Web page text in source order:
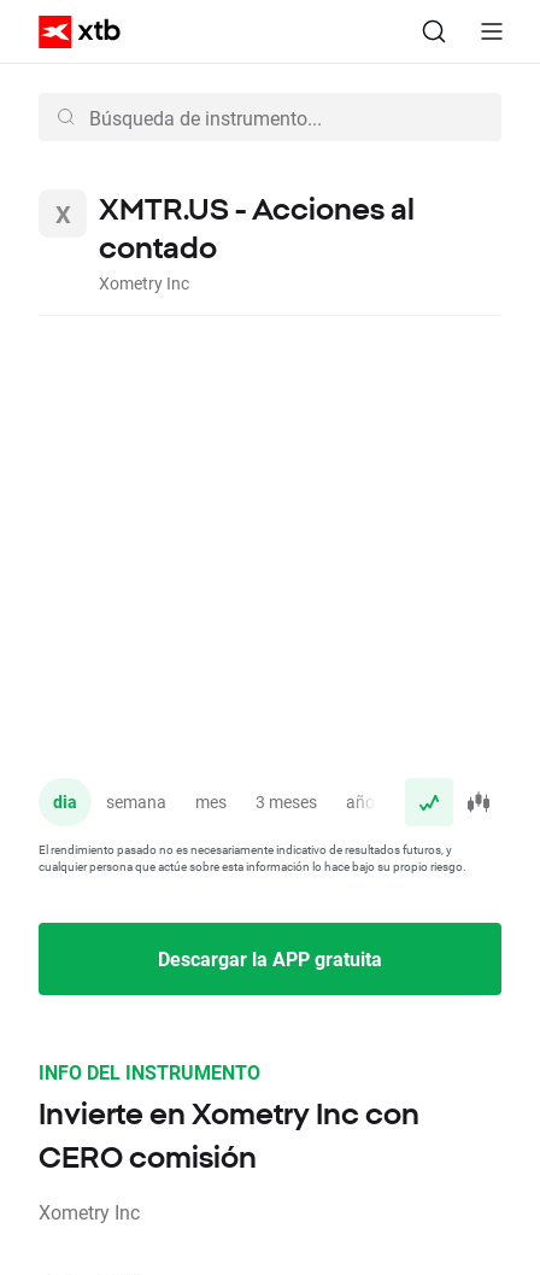
XMTR.US - Acciones al
contado
Xometry Inc
dia semana mes 3 meses año
El rendimiento pasado no es necesariamente indicativo de resultados futuros, y
cualquier persona que actúe sobre esta información lo hace bajo su propio riesgo.
Descargar la APP gratuita
INFO DEL INSTRUMENTO
Invierte en Xometry Inc con
CERO comisión
Xometry Inc